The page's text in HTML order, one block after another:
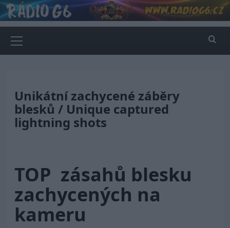
Skip
to
content
Menu
Unikátní zachycené záběry
blesků / Unique captured
lightning shots
TOP zásahů blesku
zachycených na
kameru